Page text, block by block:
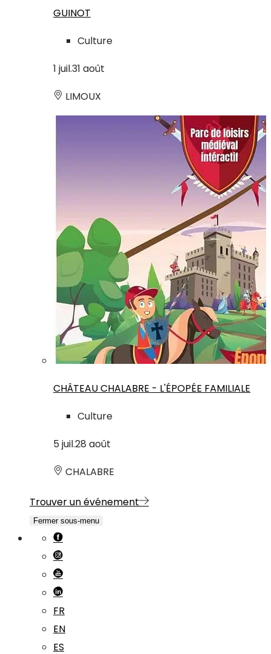
GUINOT
Culture
1 juil.31 août
LIMOUX
CHÂTEAU CHALABRE - L'ÉPOPÉE FAMILIALE
Culture
5 juil.28 août
CHALABRE
Trouver un événement
Fermer sous-menu
FR
EN
ES